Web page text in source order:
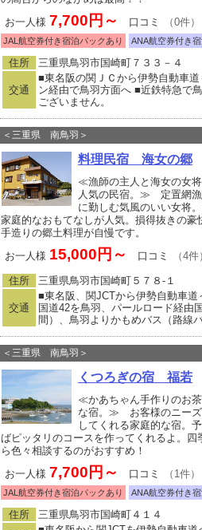
お一人様 7,700円～ 口コミ （0件）
JAL航空券付き宿泊パックあり ANA航空券付き
住所 三重県鳥羽市国崎町７３３－４
交通
■東名阪の関ＪＣから伊勢自動車
ン経由で鳥羽方面へ ■近鉄特急で
ございません。
＜三重県 南鳥羽＞
料理民宿 海女の郷
≪漁師の主人と海女の女
人気の民宿。≫ 定置網漁
に勤しむ気風のいい女将
家庭的なおもてなしが人気。損得抜きの
手造りの郷土料理が自慢です。
お一人様 15,000円～ 口コミ （4件
住所 三重県鳥羽市国崎町５７８‐１
交通
■東名阪、関JCTから伊勢自動車道
国道42を鳥羽、パールロード経由
間）、鳥羽よりかもめバス（路線
＜三重県 南鳥羽＞
くつろぎの宿 福若
≪かあちゃん手作りのお
な宿。≫ お客様のニーズ
してくれる家庭的な宿。
ばピッタリのコースを作ってくれるよ。
ら色々相談するのがおすすめ！
お一人様 7,700円～ 口コミ （1件）
JAL航空券付き宿泊パックあり ANA航空券付き
住所
三重県鳥羽市国崎町４１４